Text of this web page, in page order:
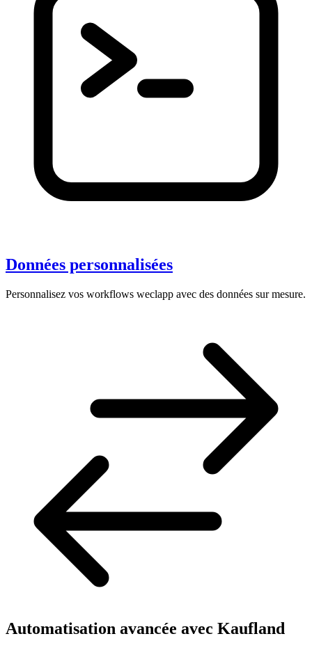
Données personnalisées
Personnalisez vos workflows weclapp avec des données sur mesure.
Automatisation avancée avec Kaufland